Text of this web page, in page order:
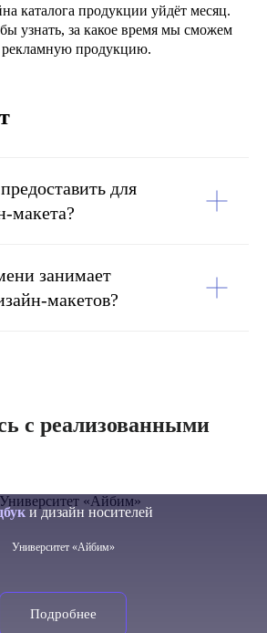
каталога продукции уйдёт месяц.
узнать, за какое время мы сможем
рекламную продукцию.
для
макета?
занимает
макетов?
с реализованными
и дизайн носителей
Университет «Айбим»
Подробнее